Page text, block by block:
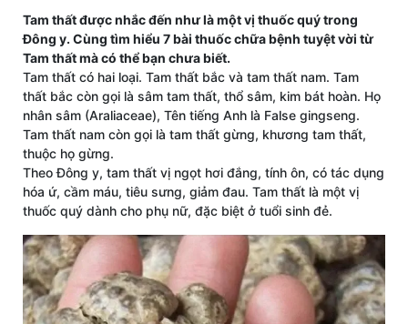
Tam thất được nhắc đến như là một vị thuốc quý trong
Đông y. Cùng tìm hiểu 7 bài thuốc chữa bệnh tuyệt vời từ
Tam thất mà có thể bạn chưa biết.
Tam thất có hai loại. Tam thất bắc và tam thất nam. Tam
thất bắc còn gọi là sâm tam thất, thổ sâm, kim bát hoàn. Họ
nhân sâm (Araliaceae), Tên tiếng Anh là False gingseng.
Tam thất nam còn gọi là tam thất gừng, khương tam thất,
thuộc họ gừng.
Theo Đông y, tam thất vị ngọt hơi đắng, tính ôn, có tác dụng
hóa ứ, cầm máu, tiêu sưng, giảm đau. Tam thất là một vị
thuốc quý dành cho phụ nữ, đặc biệt ở tuổi sinh đẻ.